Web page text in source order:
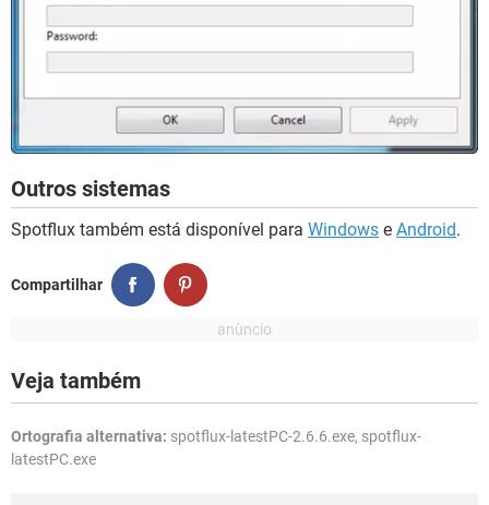
Outros sistemas
Spotflux também está disponível para Windows e Android.
Compartilhar
Veja também
Ortografia alternativa: spotflux-latestPC-2.6.6.exe, spotflux-
latestPC.exe